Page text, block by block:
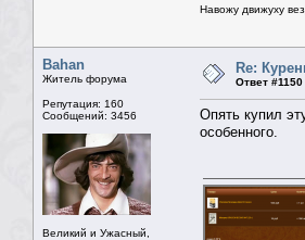
Навожу движуху
Bahan
Житель форума
Репутация: 160
Сообщений: 3456
Великий и Ужасный,
Re:
Ответ #1150
Опять купил
особенного.